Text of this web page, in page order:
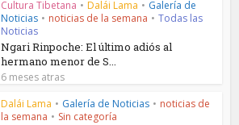
Cultura Tibetana • Dalái Lama • Galería de
Noticias • noticias de la semana • Todas las
Noticias
Ngari Rinpoche: El último adiós al
hermano menor de S...
6 meses atras
Dalái Lama • Galería de Noticias • noticias de
la semana • Sin categoría